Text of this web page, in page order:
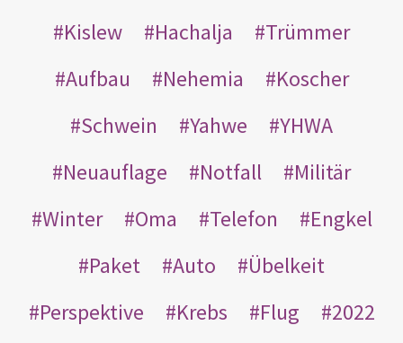
Kislew
Hachalja
Trümmer
Aufbau
Nehemia
Koscher
Schwein
Yahwe
YHWA
Neuauflage
Notfall
Militär
Winter
Oma Telefon
Engkel
Paket
Auto
Übelkeit
Perspektive
Krebs Flug
2022